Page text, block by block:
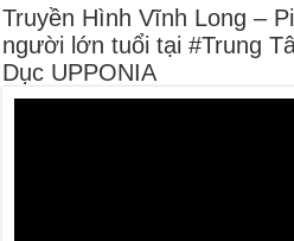
Truyền Hình Vĩnh Long –
người lớn tuổi tại #Trung
Dục UPPONIA